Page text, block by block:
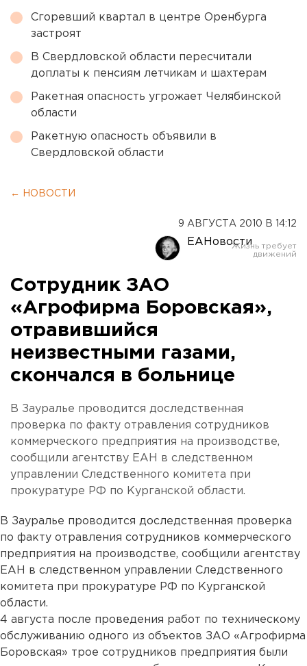
Сгоревший квартал в центре Оренбурга
застроят
В Свердловской области пересчитали
доплаты к пенсиям летчикам и шахтерам
Ракетная опасность угрожает Челябинской
области
Ракетную опасность объявили в
Свердловской области
← НОВОСТИ
9 АВГУСТА 2010 В 14:12
ЕАНовости
Сотрудник ЗАО
«Агрофирма Боровская»,
отравившийся
неизвестными газами,
скончался в больнице
В Зауралье проводится доследственная
проверка по факту отравления сотрудников
коммерческого предприятия на производстве,
сообщили агентству ЕАН в следственном
управлении Следственного комитета при
прокуратуре РФ по Курганской области.
В Зауралье проводится доследственная проверка
по факту отравления сотрудников коммерческого
предприятия на производстве, сообщили агентству
ЕАН в следственном управлении Следственного
комитета при прокуратуре РФ по Курганской
области.
4 августа после проведения работ по техническому
обслуживанию одного из объектов ЗАО «Агрофирма
Боровская» трое сотрудников предприятия были